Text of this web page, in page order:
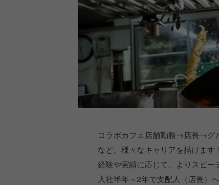
コラボカフェ店舗勤務→店長→グ
など、様々なキャリアを描けます
経験や実績に応じて、よりスピー
入社半年～2年で支配人（店長）